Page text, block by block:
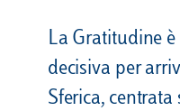
La Gratitudine
decisiva per
Sferica, centrata